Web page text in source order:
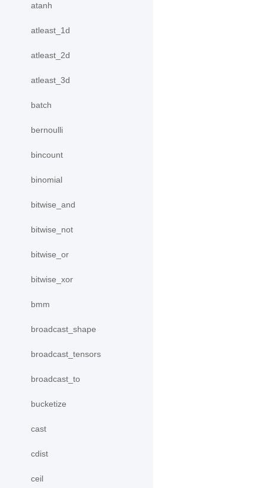
atanh
atleast_1d
atleast_2d
atleast_3d
batch
bernoulli
bincount
binomial
bitwise_and
bitwise_not
bitwise_or
bitwise_xor
bmm
broadcast_shape
broadcast_tensors
broadcast_to
bucketize
cast
cdist
ceil